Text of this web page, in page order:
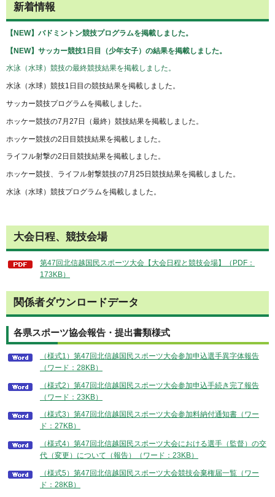
新着情報
【NEW】バドミントン競技プログラムを掲載しました。
【NEW】サッカー競技1日目（少年女子）の結果を掲載しました。
水泳（水球）競技の最終競技結果を掲載しました。
水泳（水球）競技1日目の競技結果を掲載しました。
サッカー競技プログラムを掲載しました。
ホッケー競技の7月27日（最終）競技結果を掲載しました。
ホッケー競技の2日目競技結果を掲載しました。
ライフル射撃の2日目競技結果を掲載しました。
ホッケー競技、ライフル射撃競技の7月25日競技結果を掲載しました。
水泳（水球）競技プログラムを掲載しました。
大会日程、競技会場
第47回北信越国民スポーツ大会【大会日程と競技会場】（PDF：
173KB）
関係者ダウンロードデータ
各県スポーツ協会報告・提出書類様式
（様式1）第47回北信越国民スポーツ大会参加申込選手異字体報告
（ワード：28KB）
（様式2）第47回北信越国民スポーツ大会参加申込手続き完了報告
（ワード：23KB）
（様式3）第47回北信越国民スポーツ大会参加料納付通知書（ワー
ド：27KB）
（様式4）第47回北信越国民スポーツ大会における選手（監督）の交
代（変更）について（報告）（ワード：23KB）
（様式5）第47回北信越国民スポーツ大会競技会棄権届一覧（ワー
ド：28KB）